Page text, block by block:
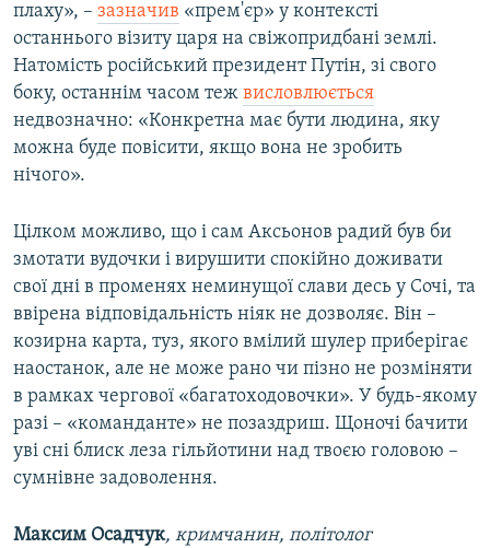
плаху», – зазначив «прем'єр» у контексті
останнього візиту царя на свіжопридбані землі.
Натомість російський президент Путін, зі свого
боку, останнім часом теж висловлюється
недвозначно: «Конкретна має бути людина, яку
можна буде повісити, якщо вона не зробить
нічого».
Цілком можливо, що і сам Аксьонов радий був би
змотати вудочки і вирушити спокійно доживати
свої дні в променях неминущої слави десь у Сочі, та
ввірена відповідальність ніяк не дозволяє. Він –
козирна карта, туз, якого вмілий шулер приберігає
наостанок, але не може рано чи пізно не розміняти
в рамках чергової «багатоходовочки». У будь-якому
разі – «команданте» не позаздриш. Щоночі бачити
уві сні блиск леза гільйотини над твоєю головою –
сумнівне задоволення.
Максим Осадчук, кримчанин, політолог